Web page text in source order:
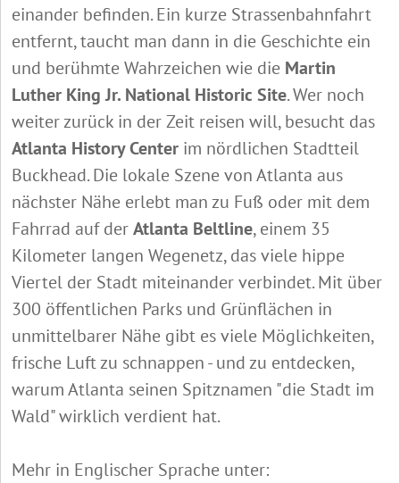
einander befinden. Ein kurze Strassenbahnfahrt
entfernt, taucht man dann in die Geschichte ein
und berühmte Wahrzeichen wie die Martin
Luther King Jr. National Historic Site. Wer noch
weiter zurück in der Zeit reisen will, besucht das
Atlanta History Center im nördlichen Stadtteil
Buckhead. Die lokale Szene von Atlanta aus
nächster Nähe erlebt man zu Fuß oder mit dem
Fahrrad auf derAtlanta Beltline, einem 35
Kilometer langen Wegenetz, das viele hippe
Viertel der Stadt miteinander verbindet. Mit über
300 öffentlichen Parks und Grünflächen in
unmittelbarer Nähe gibt es viele Möglichkeiten,
frische Luft zu schnappen - und zu entdecken,
warum Atlanta seinen Spitznamen "die Stadt im
Wald" wirklich verdient hat.
Mehr in Englischer Sprache unter: